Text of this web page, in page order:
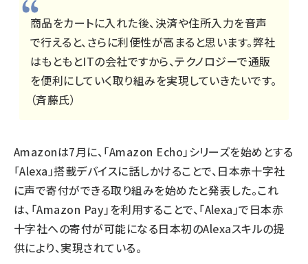
商品をカートに入れた後、決済や住所入力を音声
で行えると、さらに利便性が高まると思います。弊社
はもともとITの会社ですから、テクノロジーで通販
を便利にしていく取り組みを実現していきたいです。
（斉藤氏）
Amazonは7月に、「Amazon Echo」シリーズを始めとする
「Alexa」搭載デバイスに話しかけることで、日本赤十字社
に声で寄付ができる取り組みを始めたと発表した。これ
は、「Amazon Pay」を利用することで、「Alexa」で日本赤
十字社への寄付が可能になる日本初のAlexaスキルの提
供により、実現されている。